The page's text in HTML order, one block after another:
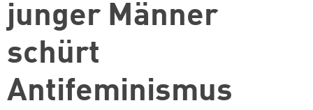
junger Männer
schürt
Antifeminismus